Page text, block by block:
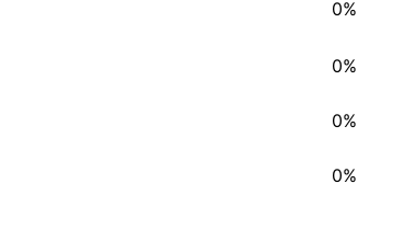
0%
0%
0%
0%